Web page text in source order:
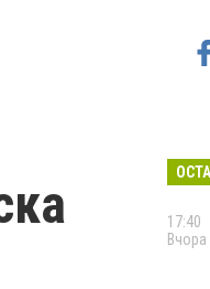
17:40
Вчора